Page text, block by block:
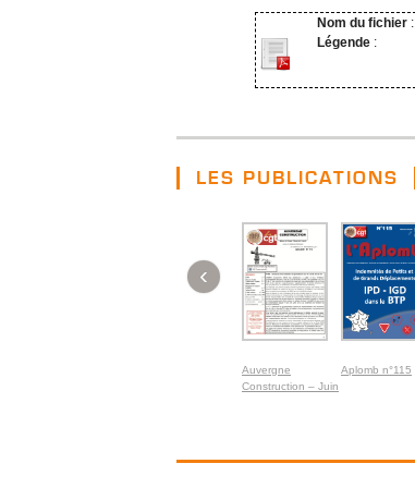
Nom du fichier :
Légende :
LES PUBLICATIONS
Auvergne
Construction – Juin
Aplomb n°115
‹